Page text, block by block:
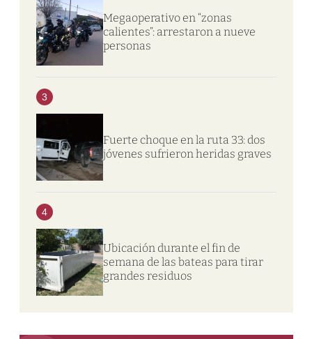
Megaoperativo en “zonas
calientes”: arrestaron a nueve
personas
3
Fuerte choque en la ruta 33: dos
jóvenes sufrieron heridas graves
4
Ubicación durante el fin de
semana de las bateas para tirar
grandes residuos